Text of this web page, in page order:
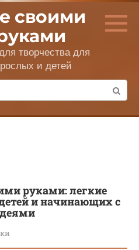
своими
творчества для
и детей
руками: легкие
и начинающих с